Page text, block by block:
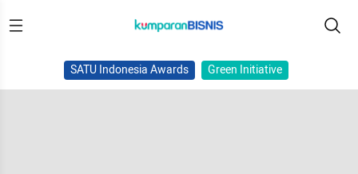
SATU Indonesia Awards Green Initiative